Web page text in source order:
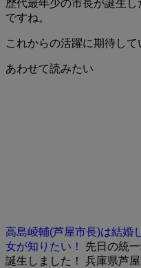
歴代最年少の市長が誕生
ですね。
これからの活躍に期待して
あわせて読みたい
高島崚輔(芦屋市長)は結婚
女が知りたい！
先日の統
誕生しました！ 兵庫県芦